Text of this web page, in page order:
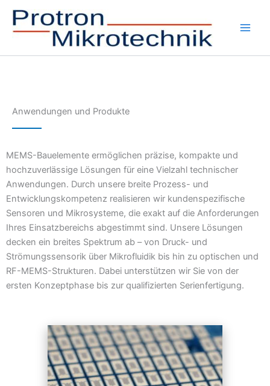
Zum
Inhalt
springen
Anwendungen und Produkte
MEMS-Bauelemente ermöglichen präzise, kompakte und
hochzuverlässige Lösungen für eine Vielzahl technischer
Anwendungen. Durch unsere breite Prozess- und
Entwicklungskompetenz realisieren wir kundenspezifische
Sensoren und Mikrosysteme, die exakt auf die Anforderungen
Ihres Einsatzbereichs abgestimmt sind. Unsere Lösungen
decken ein breites Spektrum ab – von Druck- und
Strömungssensorik über Mikrofluidik bis hin zu optischen und
RF-MEMS-Strukturen. Dabei unterstützen wir Sie von der
ersten Konzeptphase bis zur qualifizierten Serienfertigung.